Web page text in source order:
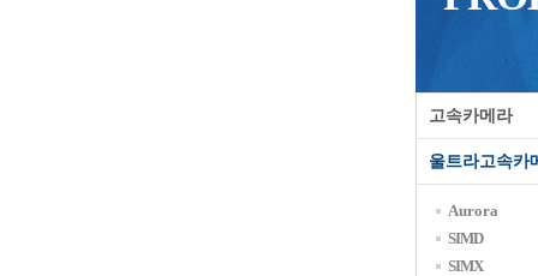
고속카메라
울트라고속카
Aurora
SIMD
SIMX